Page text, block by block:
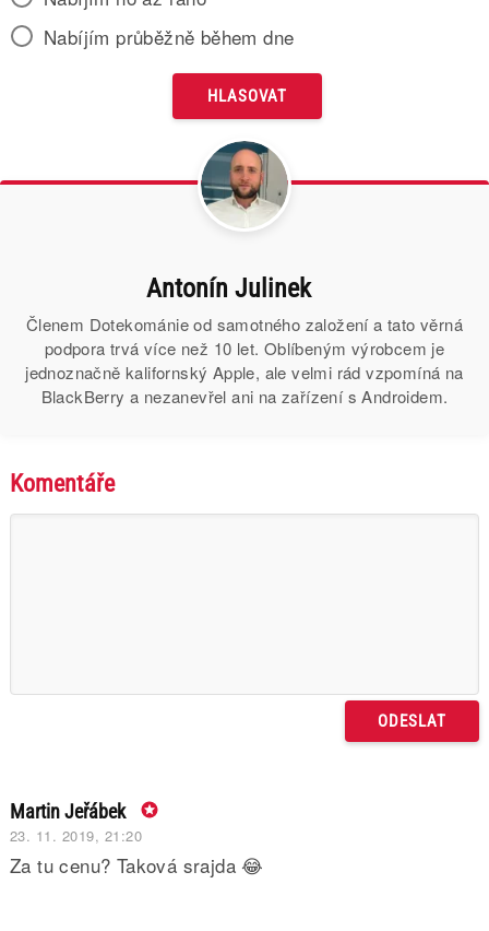
Nabíjím průběžně během dne
Antonín Julinek
Členem Dotekománie od samotného založení a tato věrná
podpora trvá více než 10 let. Oblíbeným výrobcem je
jednoznačně kalifornský Apple, ale velmi rád vzpomíná na
BlackBerry a nezanevřel ani na zařízení s Androidem.
Komentáře
Martin Jeřábek
23. 11. 2019, 21:20
Za tu cenu? Taková srajda 😂